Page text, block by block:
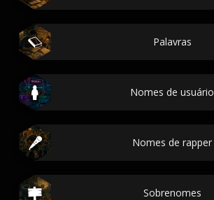
Palavras
Nomes de usuário
Nomes de rapper
Sobrenomes